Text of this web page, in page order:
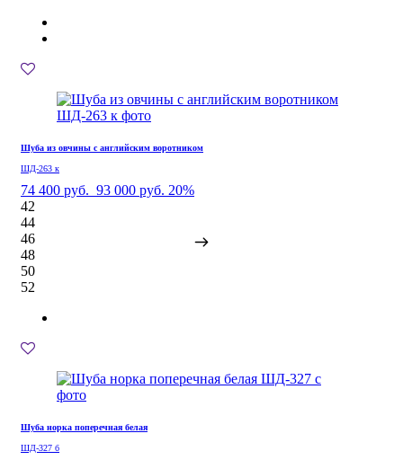
Шуба из овчины с английским воротником
ШД-263 к
74 400 руб. 93 000 руб. 20%
42
44
46
48
50
52
Шуба норка поперечная белая
ШД-327 б